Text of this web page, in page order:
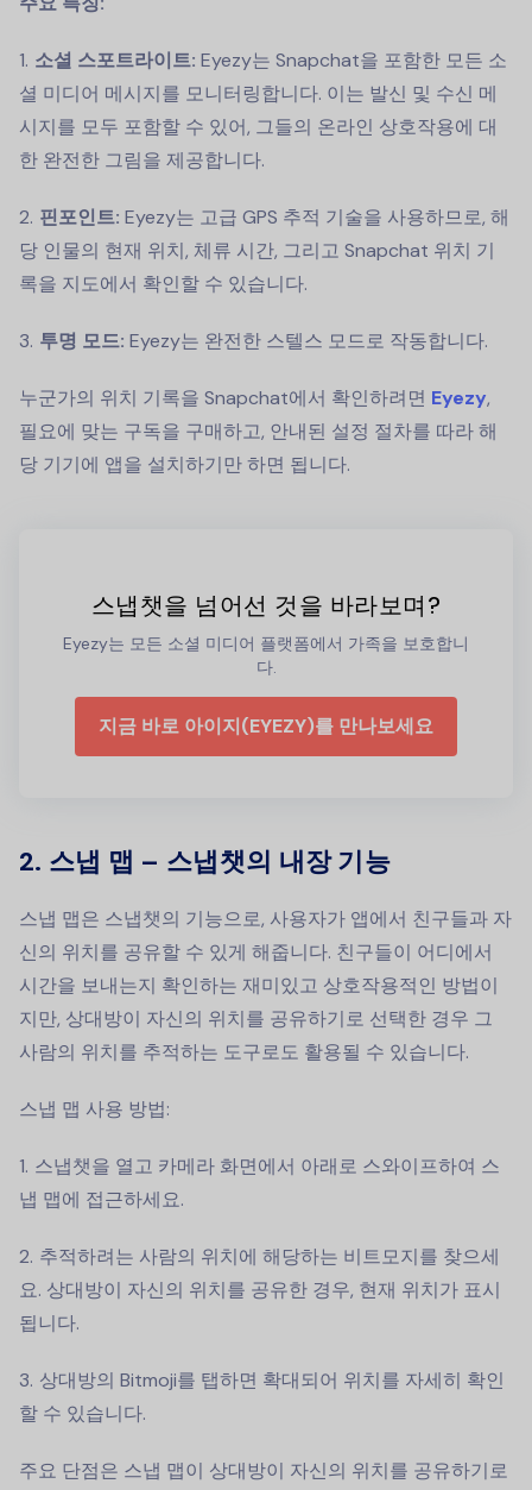
소셜 스포트라이트: Eyezy는 Snapchat을 포함한 모든 소
셜 미디어 메시지를 모니터링합니다. 이는 발신 및 수신 메
시지를 모두 포함할 수 있어, 그들의 온라인 상호작용에 대
한 완전한 그림을 제공합니다.
핀포인트: Eyezy는 고급 GPS 추적 기술을 사용하므로, 해
당 인물의 현재 위치, 체류 시간, 그리고 Snapchat 위치 기
록을 지도에서 확인할 수 있습니다.
투명 모드: Eyezy는 완전한 스텔스 모드로 작동합니다.
누군가의 위치 기록을 Snapchat에서 확인하려면 Eyezy,
필요에 맞는 구독을 구매하고, 안내된 설정 절차를 따라 해
당 기기에 앱을 설치하기만 하면 됩니다.
스냅챗을 넘어선 것을 바라보며?
Eyezy는 모든 소셜 미디어 플랫폼에서 가족을 보호합니
다.
지금 바로 아이지(EYEZY)를 만나보세요
2. 스냅 맵 – 스냅챗의 내장 기능
스냅 맵은 스냅챗의 기능으로, 사용자가 앱에서 친구들과 자
신의 위치를 공유할 수 있게 해줍니다. 친구들이 어디에서
시간을 보내는지 확인하는 재미있고 상호작용적인 방법이
지만, 상대방이 자신의 위치를 공유하기로 선택한 경우 그
사람의 위치를 추적하는 도구로도 활용될 수 있습니다.
스냅 맵 사용 방법:
스냅챗을 열고 카메라 화면에서 아래로 스와이프하여 스
냅 맵에 접근하세요.
추적하려는 사람의 위치에 해당하는 비트모지를 찾으세
요. 상대방이 자신의 위치를 공유한 경우, 현재 위치가 표시
됩니다.
상대방의 Bitmoji를 탭하면 확대되어 위치를 자세히 확인
할 수 있습니다.
주요 단점은 스냅 맵이 상대방이 자신의 위치를 공유하기로